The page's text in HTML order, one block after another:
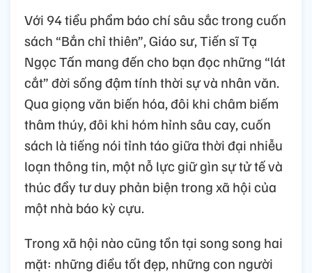
Với 94 tiểu phẩm báo chí sâu sắc trong cuốn
sách “Bắn chỉ thiên”, Giáo sư, Tiến sĩ Tạ
Ngọc Tấn mang đến cho bạn đọc những “lát
cắt” đời sống đậm tính thời sự và nhân văn.
Qua giọng văn biến hóa, đôi khi châm biếm
thâm thúy, đôi khi hóm hỉnh sâu cay, cuốn
sách là tiếng nói tỉnh táo giữa thời đại nhiễu
loạn thông tin, một nỗ lực giữ gìn sự tử tế và
thúc đẩy tư duy phản biện trong xã hội của
một nhà báo kỳ cựu.
Trong xã hội nào cũng tồn tại song song hai
mặt: những điều tốt đẹp, những con người